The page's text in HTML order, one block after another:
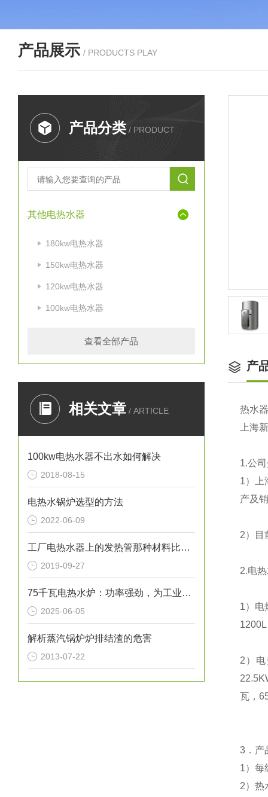
产品展示 / PRODUCTS PLAY
产品分类 / PRODUCT
其他电热水器
180kw电热水器
150kw电热水器
120kw电热水器
100kw电热水器
查看全部产品
相关文章 / ARTICLE
100kw电热水器不出水如何解决
2018-08-15
电热水锅炉选型的方法
2022-06-09
工厂电热水器上的发热管那种材料比较好
2019-09-27
75千瓦电热水炉：功率强劲，为工业生产提供稳定热水源！
2025-06-05
解析蒸汽锅炉炉排结渣的危害
2013-07-22
产
热水
上海
1.公
1）上
产及
2）目
2.电
1）电
1200L
2 ）
瓦，
3 ．
1）每
2）热